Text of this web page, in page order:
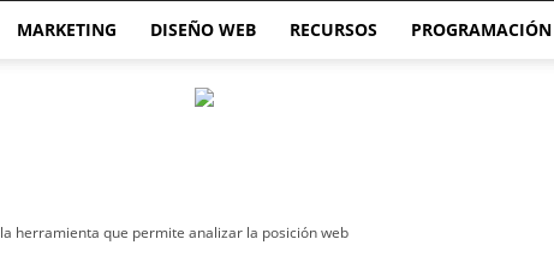
MARKETING DISEÑO WEB RECURSOS PROGRAMACIÓN
herramienta que permite analizar la posición web